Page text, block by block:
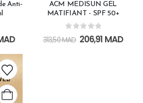
Anti-
ACM MEDISUN GEL
MATIFIANT - SPF 50+
out of 5
313,50MAD 206,91 MAD